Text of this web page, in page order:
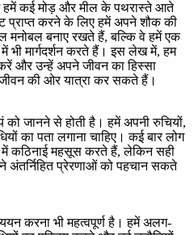
हमें कई मोड़ और मील के पथरास्ते आते
प्राप्त करने के लिए हमें अपने शौक की
मनोबल बनाए रखते हैं, बल्कि वे हमें एक
भी मार्गदर्शन करते हैं। इस लेख में, हम
और उन्हें अपने जीवन का हिस्सा
की ओर यात्रा कर सकते हैं।
जानने से होती है। हमें अपनी रुचियों,
का पता लगाना चाहिए। कई बार लोग
में कठिनाई महसूस करते हैं, लेकिन सही
प्रेरणाओं को पहचान सकते
करना भी महत्वपूर्ण है। हमें अलग-